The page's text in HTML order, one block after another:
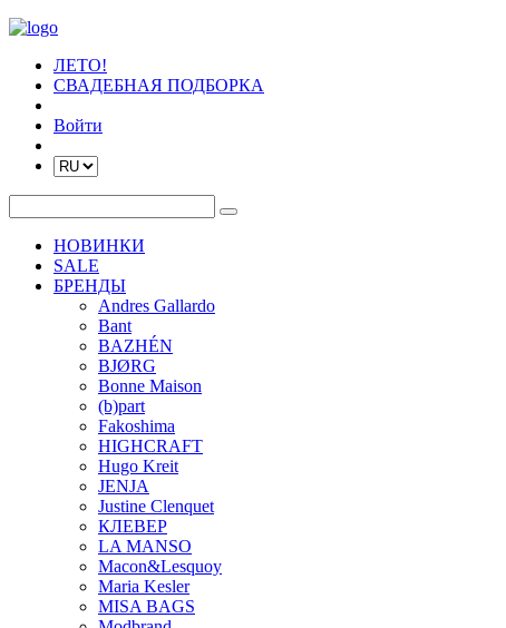
ЛЕТО!
СВАДЕБНАЯ ПОДБОРКА
Войти
НОВИНКИ
SALE
БРЕНДЫ
Andres Gallardo
Bant
BAZHÉN
BJØRG
Bonne Maison
(b)part
Fakoshima
HIGHCRAFT
Hugo Kreit
JENJA
Justine Clenquet
КЛЕВЕР
LA MANSO
Macon&Lesquoy
Maria Kesler
MISA BAGS